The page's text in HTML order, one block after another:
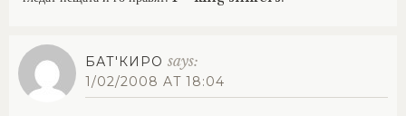
БАТ'КИРО says:
1/02/2008 AT 18:04